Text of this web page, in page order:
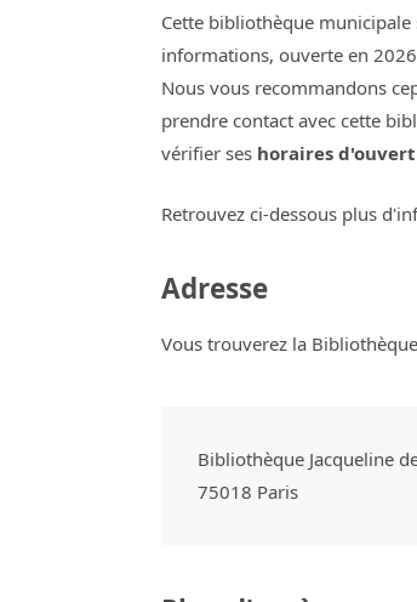
Cette bibliothèque municipale
informations, ouverte en
Nous vous recommandons
prendre contact avec cette
vérifier ses horaires
Retrouvez ci-dessous plus
Adresse
Vous trouverez la
Bibliothèque Jacqueline
75018 Paris